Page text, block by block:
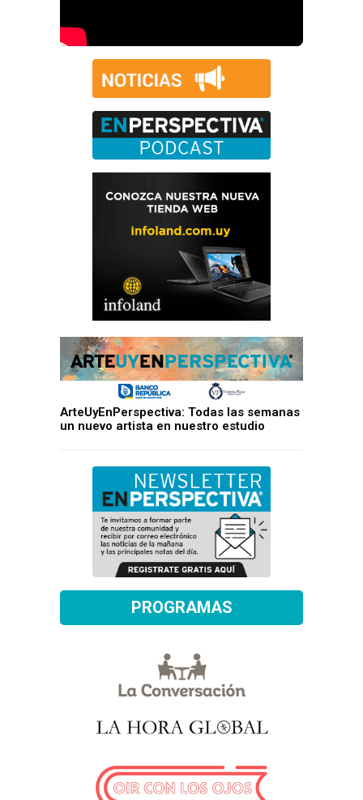
ArteUyEnPerspectiva: Todas las semanas
un nuevo artista en nuestro estudio
PROGRAMAS